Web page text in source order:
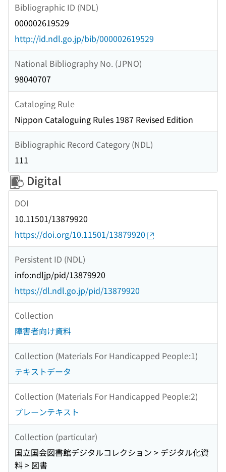
Bibliographic ID (NDL)
000002619529
http://id.ndl.go.jp/bib/000002619529
National Bibliography No. (JPNO)
98040707
Cataloging Rule
Nippon Cataloguing Rules 1987 Revised Edition
Bibliographic Record Category (NDL)
111
Digital
DOI
10.11501/13879920
https://doi.org/10.11501/13879920
Persistent ID (NDL)
info:ndljp/pid/13879920
https://dl.ndl.go.jp/pid/13879920
Collection
障害者向け資料
Collection (Materials For Handicapped People:1)
テキストデータ
Collection (Materials For Handicapped People:2)
プレーンテキスト
Collection (particular)
国立国会図書館デジタルコレクション > デジタル化資
料 > 図書